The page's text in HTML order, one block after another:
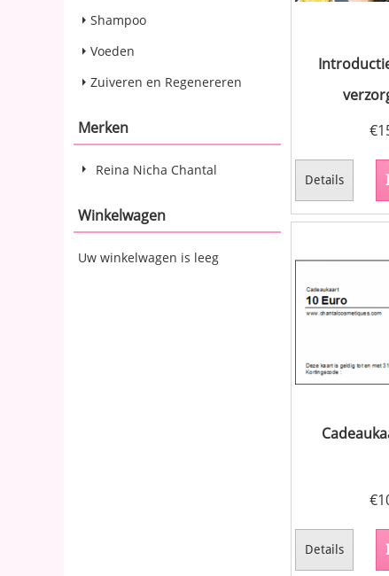
Shampoo
Voeden
Zuiveren en Regenereren
Merken
Reina Nicha Chantal
Winkelwagen
Uw winkelwagen is leeg
€
Details
€
Details